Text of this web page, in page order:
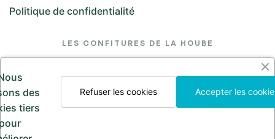
Politique de confidentialité
LES CONFITURES DE LA HOUBE
26 Rue de l'Église, 57370 Saint-Jean-Kourtzerode
lesconfituresdelahoube@hotmail.com
Appelez-nous
03 87 24 30 97
des
tiers
Accepter les
Refuser les cookies